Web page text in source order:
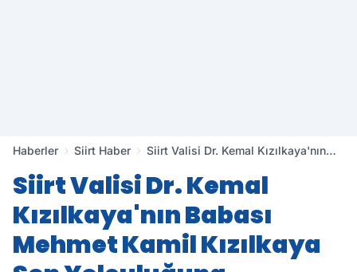
Haberler Siirt Haber
Siirt Valisi Dr. Kemal Kızılkaya'nın
Yolculuğuna Uğurlandı
Siirt Valisi Dr. Kemal
Kızılkaya'nın Babası
Mehmet Kamil Kızılkaya